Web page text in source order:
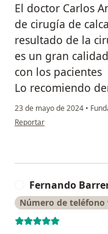
El doctor Carlos
de cirugía de
resultado de la
es un gran
con los pacientes
Lo recomiendo
23 de mayo de 2024 •
en opinión del usuario
Reportar
Fernando
Número de teléfono